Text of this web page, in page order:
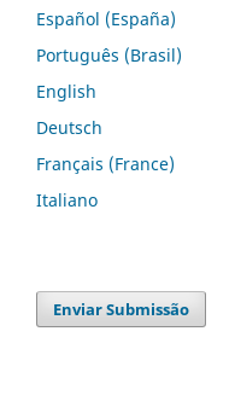
Español (España)
Português (Brasil)
English
Deutsch
Français (France)
Italiano
Enviar Submissão